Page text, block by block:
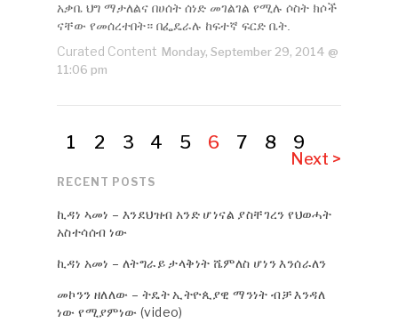
አቃቤ ህግ ማታለልና በሀሰት ሰነድ መገልገል የሚሉ ሶስት ክሶች
ናቸው የመሰረተበት። በፌዴራሉ ከፍተኛ ፍርድ ቤት.
Curated Content Monday, September 29, 2014 @
11:06 pm
1 2 3 4 5 6 7 8 9
Next >
RECENT POSTS
ኪዳነ ኣመነ – እንደህዝብ አንድ ሆነናል ያስቸገረን የህወሓት
አስተሳሰብ ነው
ኪዳነ አመነ – ለትግራይ ታላቅነት ሼምለስ ሆነን እንሰራለን
መኮንን ዘለለው – ትዴት ኢትዮጲያዊ ማንነት ብቻ እንዳለ
ነው የሚያምነው (video)